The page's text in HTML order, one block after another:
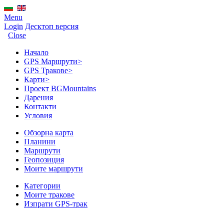
Menu
Login Десктоп версия
Close
Начало
GPS Mаршрути>
GPS Тракове>
Карти>
Проект BGMountains
Дарения
Контакти
Условия
Обзорна карта
Планини
Маршрути
Геопозиция
Моите маршрути
Категории
Моите тракове
Изпрати GPS-трак